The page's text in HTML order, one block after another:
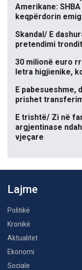
Amerikane:
keqpërdorin
Skandal/ E
pretendimi
30 milionë euro
letra higjienike,
E
prishet
E trishtë/ Zi në
argjentinase
vjeçare
Lajme
Politikë
Kronikë
Aktualitet
Ekonomi
Sociale